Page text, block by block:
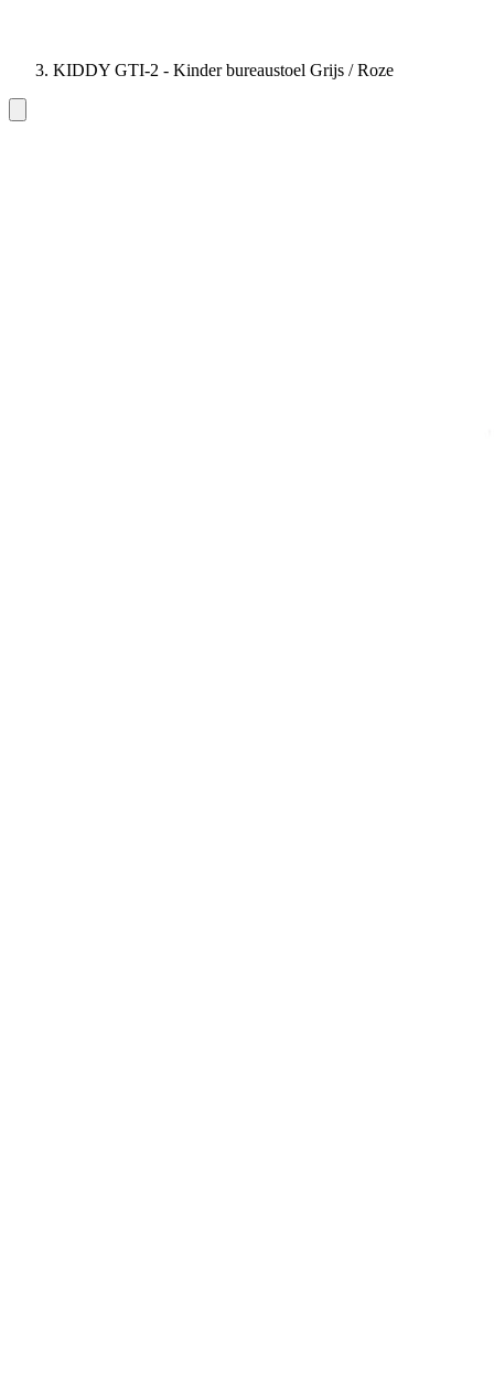
KIDDY GTI-2 - Kinder bureaustoel Grijs / Roze